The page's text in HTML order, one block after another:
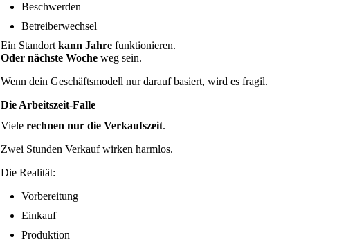
Beschwerden
Betreiberwechsel
Ein Standortkann Jahre funktionieren.
Oder nächste Woche weg sein.
Wenn dein Geschäftsmodell nur darauf basiert, wird es fragil.
Die Arbeitszeit-Falle
Viele rechnen nur die Verkaufszeit.
Zwei Stunden Verkauf wirken harmlos.
Die Realität:
Vorbereitung
Einkauf
Produktion